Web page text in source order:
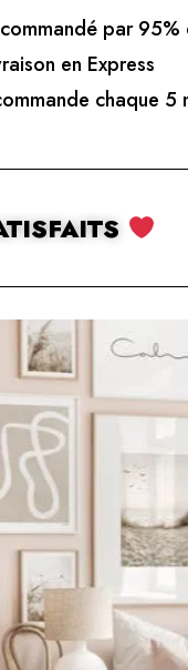
par
en Express
chaque 5